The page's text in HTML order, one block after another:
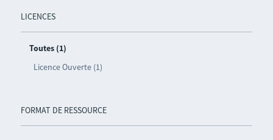
LICENCES
Toutes (1)
Licence Ouverte (1)
FORMAT DE RESSOURCE